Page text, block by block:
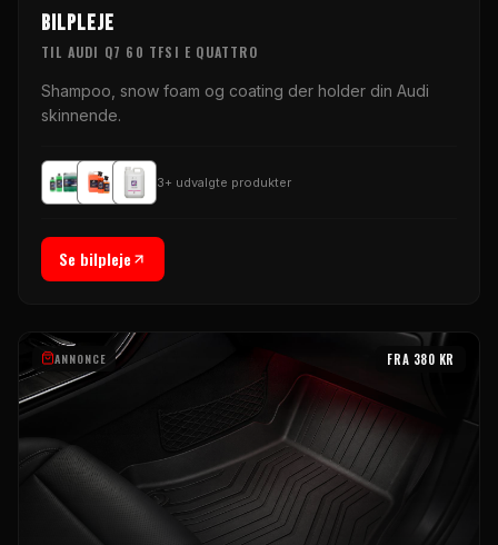
BILPLEJE
TIL AUDI Q7 60 TFSI E QUATTRO
Shampoo, snow foam og coating der holder din Audi
skinnende.
3+ udvalgte produkter
Se bilpleje
FRA 380 KR
ANNONCE